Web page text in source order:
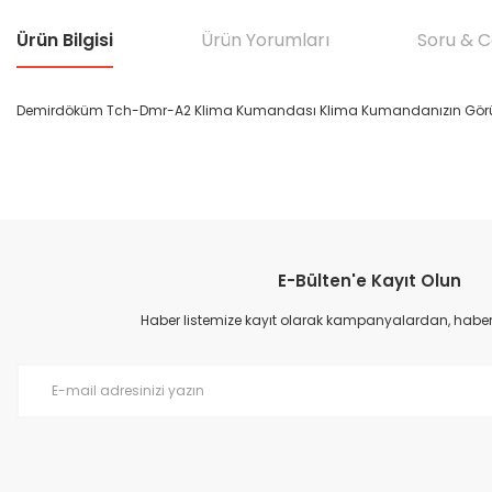
Ürün Bilgisi Ürün Yorumları Soru &
Demirdöküm Tch-Dmr-A2 Klima Kumandası Klima Kumandanızın
Ürün resmi kalitesiz, bozuk veya görüntülenemiyor.
Ürün açıklamasında eksik bilgiler bulunuyor.
E-Bülten'e Kayıt Olun
Haber listemize kayıt olarak kampanyalardan,